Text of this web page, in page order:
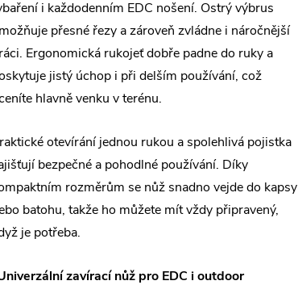
i každodenním EDC nošení. Ostrý výbrus
přesné řezy a zároveň zvládne i náročnější
Ergonomická rukojeť dobře padne do ruky a
jistý úchop i při delším používání, což
hlavně venku v terénu.
otevírání jednou rukou a spolehlivá pojistka
bezpečné a pohodlné používání. Díky
rozměrům se nůž snadno vejde do kapsy
batohu, takže ho můžete mít vždy připravený,
je potřeba.
zavírací nůž pro EDC i outdoor